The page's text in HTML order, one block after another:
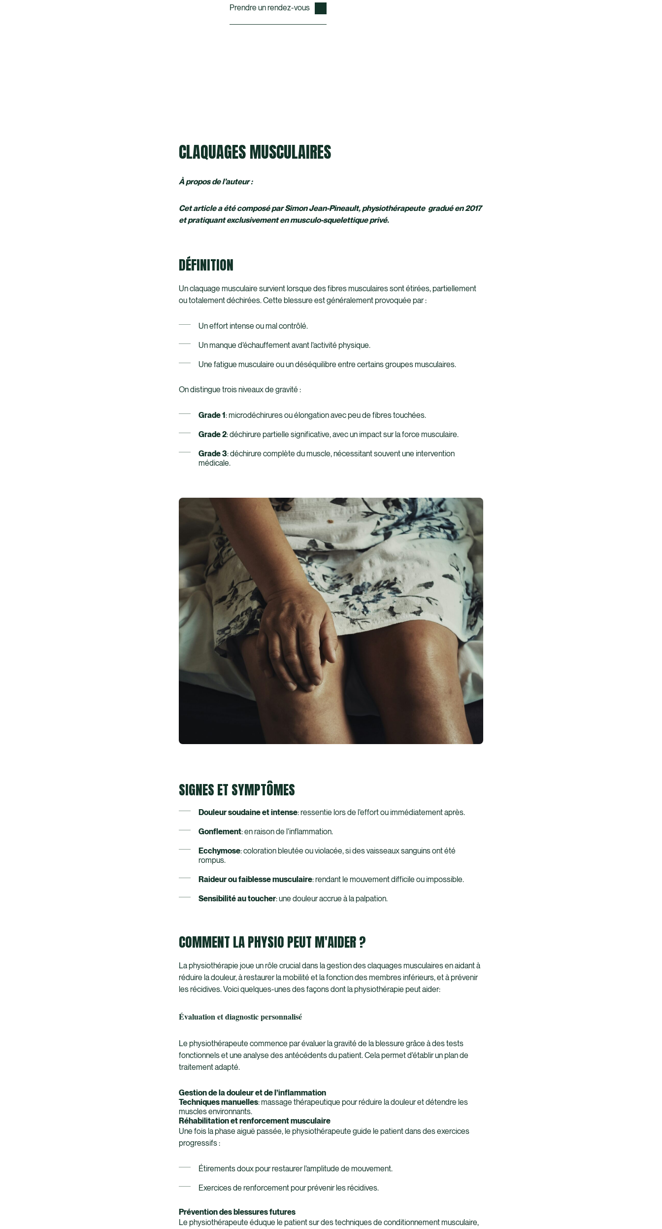
Prendre un rendez-vous
CLAQUAGES MUSCULAIRES
À propos de l’auteur :
Cet article a été composé par Simon Jean-Pineault, physiothérapeute gradué en 2017
et pratiquant exclusivement en musculo-squelettique privé.
DÉFINITION
Un claquage musculaire survient lorsque des fibres musculaires sont étirées, partiellement
ou totalement déchirées. Cette blessure est généralement provoquée par :
Un effort intense ou mal contrôlé.
Un manque d’échauffement avant l’activité physique.
Une fatigue musculaire ou un déséquilibre entre certains groupes musculaires.
On distingue trois niveaux de gravité :
Grade 1 : microdéchirures ou élongation avec peu de fibres touchées.
Grade 2: déchirure partielle significative, avec un impact sur la force musculaire.
Grade 3: déchirure complète du muscle, nécessitant souvent une intervention
médicale.
SIGNES ET SYMPTÔMES
Douleur soudaine et intense: ressentie lors de l’effort ou immédiatement après.
Gonflement: en raison de l’inflammation.
Ecchymose: coloration bleutée ou violacée, si des vaisseaux sanguins ont été
rompus.
Raideur ou faiblesse musculaire: rendant le mouvement difficile ou impossible.
Sensibilité au toucher: une douleur accrue à la palpation.
COMMENT LA PHYSIO PEUT M'AIDER ?
La physiothérapie joue un rôle crucial dans la gestion des claquages musculaires en aidant à
réduire la douleur, à restaurer la mobilité et la fonction des membres inférieurs, et à prévenir
les récidives. Voici quelques-unes des façons dont la physiothérapie peut aider:
Évaluation et diagnostic personnalisé
Le physiothérapeute commence par évaluer la gravité de la blessure grâce à des tests
fonctionnels et une analyse des antécédents du patient. Cela permet d’établir un plan de
traitement adapté.
Gestion de la douleur et de l’inflammation
Techniques manuelles: massage thérapeutique pour réduire la douleur et détendre les
muscles environnants.
Réhabilitation et renforcement musculaire
Une fois la phase aiguë passée, le physiothérapeute guide le patient dans des exercices
progressifs :
Étirements doux pour restaurer l’amplitude de mouvement.
Exercices de renforcement pour prévenir les récidives.
Prévention des blessures futures
Le physiothérapeute éduque le patient sur des techniques de conditionnement musculaire,